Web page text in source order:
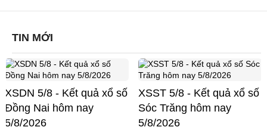
TIN MỚI
XSDN 5/8 - Kết quả xổ số
Đồng Nai hôm nay
5/8/2026
XSST 5/8 - Kết quả xổ số
Sóc Trăng hôm nay
5/8/2026